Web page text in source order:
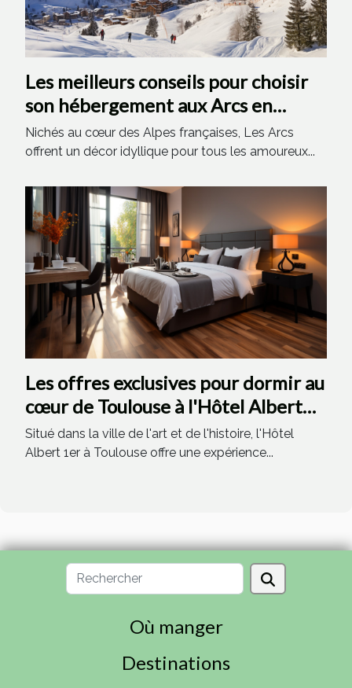
Les meilleurs conseils pour choisir
son hébergement aux Arcs en
fonction de ses activités préférées
Nichés au cœur des Alpes françaises, Les Arcs
offrent un décor idyllique pour tous les amoureux...
Les offres exclusives pour dormir au
cœur de Toulouse à l'Hôtel Albert
1er
Situé dans la ville de l'art et de l'histoire, l'Hôtel
Albert 1er à Toulouse offre une expérience...
Où manger
Destinations